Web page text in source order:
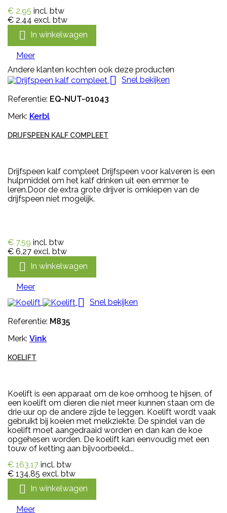
€ 2,95 incl. btw
€ 2,44 excl. btw
 In winkelwagen
Meer
Andere klanten kochten ook deze producten
 Snel bekijken
Referentie: EQ-NUT-01043
Merk: Kerbl
DRIJFSPEEN KALF COMPLEET
Drijfspeen kalf compleet Drijfspeen voor kalveren is een
hulpmiddel om het kalf drinken uit een emmer te
leren.Door de extra grote drijver is omkiepen van de
drijfspeen niet mogelijk.
€ 7,59 incl. btw
€ 6,27 excl. btw
 In winkelwagen
Meer
 Snel bekijken
Referentie: M835
Merk: Vink
KOELIFT
Koelift is een apparaat om de koe omhoog te hijsen, of
een koelift om dieren die niet meer kunnen staan om de
drie uur op de andere zijde te leggen. Koelift wordt vaak
gebruikt bij koeien met melkziekte. De spindel van de
koelift moet aangedraaid worden en dan kan de koe
opgehesen worden. De koelift kan eenvoudig met een
touw of ketting aan bijvoorbeeld...
€ 163,17 incl. btw
€ 134,85 excl. btw
 In winkelwagen
Meer